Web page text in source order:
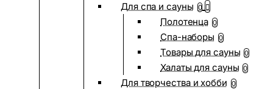
Для спа и сауны 0
Полотенца 0
Спа-наборы 0
Товары для сауны 0
Халаты для сауны 0
Для творчества и хобби 0